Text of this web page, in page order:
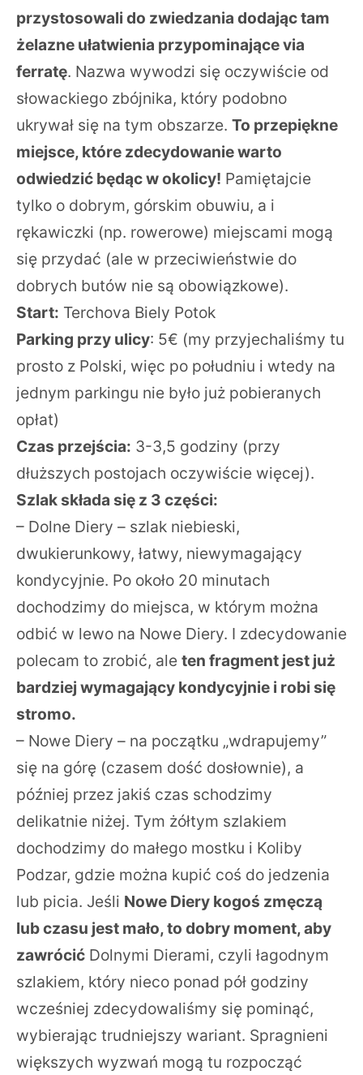
przystosowali do zwiedzania dodając tam
żelazne ułatwienia przypominające via
ferratę. Nazwa wywodzi się oczywiście od
słowackiego zbójnika, który podobno
ukrywał się na tym obszarze. To przepiękne
miejsce, które zdecydowanie warto
odwiedzić będąc w okolicy! Pamiętajcie
tylko o dobrym, górskim obuwiu, a i
rękawiczki (np. rowerowe) miejscami mogą
się przydać (ale w przeciwieństwie do
dobrych butów nie są obowiązkowe).
Start: Terchova Biely Potok
Parking przy ulicy: 5€ (my przyjechaliśmy tu
prosto z Polski, więc po południu i wtedy na
jednym parkingu nie było już pobieranych
opłat)
Czas przejścia: 3-3,5 godziny (przy
dłuższych postojach oczywiście więcej).
Szlak składa się z 3 części:
– Dolne Diery – szlak niebieski,
dwukierunkowy, łatwy, niewymagający
kondycyjnie. Po około 20 minutach
dochodzimy do miejsca, w którym można
odbić w lewo na Nowe Diery. I zdecydowanie
polecam to zrobić, ale ten fragment jest już
bardziej wymagający kondycyjnie i robi się
stromo.
– Nowe Diery – na początku „wdrapujemy”
się na górę (czasem dość dosłownie), a
później przez jakiś czas schodzimy
delikatnie niżej. Tym żółtym szlakiem
dochodzimy do małego mostku i Koliby
Podzar, gdzie można kupić coś do jedzenia
lub picia. Jeśli Nowe Diery kogoś zmęczą
lub czasu jest mało, to dobry moment, aby
zawrócić Dolnymi Dierami, czyli łagodnym
szlakiem, który nieco ponad pół godziny
wcześniej zdecydowaliśmy się pominąć,
wybierając trudniejszy wariant. Spragnieni
większych wyzwań mogą tu rozpocząć